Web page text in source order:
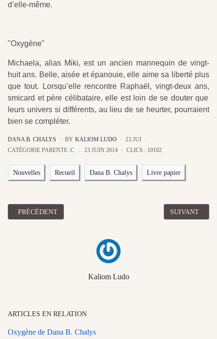
d’elle-même.
"Oxygène"
Michaela, alias Miki, est un ancien mannequin de vingt-
huit ans. Belle, aisée et épanouie, elle aime sa liberté plus
que tout. Lorsqu’elle rencontre Raphaël, vingt-deux ans,
smicard et père célibataire, elle est loin de se douter que
leurs univers si différents, au lieu de se heurter, pourraient
bien se compléter.
DANA B. CHALYS BY KALIOM LUDO
23.JUI
CATÉGORIE PARENTE: C 23 JUIN 2014 CLICS : 10102
Kaliom Ludo
Nouvelles Recueil Dana B. Chalys Livre papier
ARTICLE PRÉCÉDENT : "DES PROIES POUR L’OMBRE – 1 : IL
PRÉCÉDENT ARTICLE
SUIVANT
ARTICLES EN RELATION
Oxygène de Dana B. Chalys